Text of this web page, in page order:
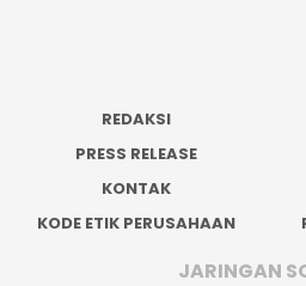
REDAKSI
PRESS RELEASE
KONTAK
KODE ETIK PERUSAHAAN
JARINGAN